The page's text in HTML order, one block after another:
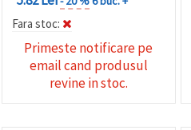
Fara stoc:
Primeste notificare pe
email cand produsul
revine in stoc.